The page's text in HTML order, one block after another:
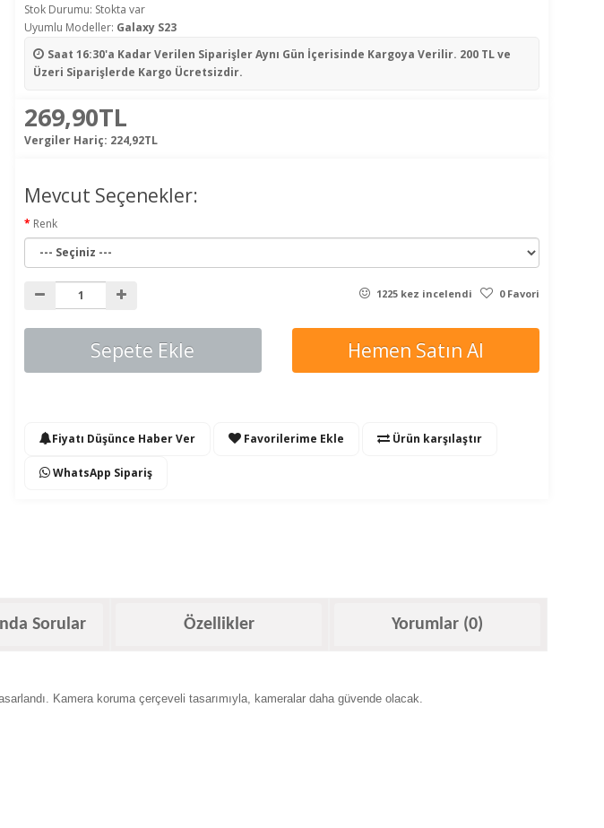
Stok Durumu: Stokta var
Uyumlu Modeller: Galaxy S23
Saat 16:30'a Kadar Verilen SiparişlerAynı Gün İçerisinde Kargoya Verilir. 200 TL ve
Üzeri Siparişlerde Kargo Ücretsizdir.
269,90TL
Vergiler Hariç: 224,92TL
Mevcut Seçenekler:
Renk
1225 kez incelendi 0 Favori
Sepete Ekle Hemen Satın Al
Fiyatı Düşünce Haber Ver Favorilerime Ekle Ürün karşılaştır
WhatsApp Sipariş
Sorular Özellikler Yorumlar (0)
Kamera koruma çerçeveli tasarımıyla, kameralar daha güvende olacak.